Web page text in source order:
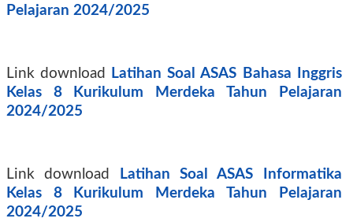
Pelajaran 2024/2025
Link download
Latihan Soal ASAS Bahasa Inggris
Kelas 8 Kurikulum Merdeka Tahun Pelajaran
2024/2025
Link download
Latihan Soal ASAS Informatika
Kelas 8 Kurikulum Merdeka Tahun Pelajaran
2024/2025